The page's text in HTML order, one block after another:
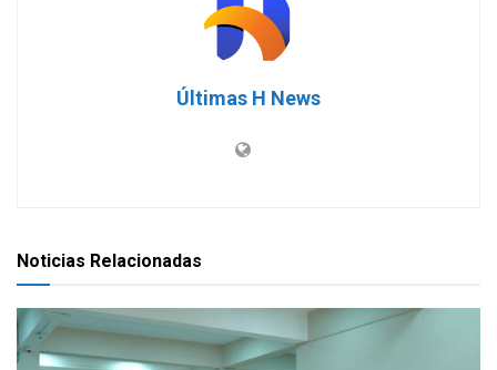
Últimas H News
Noticias Relacionadas